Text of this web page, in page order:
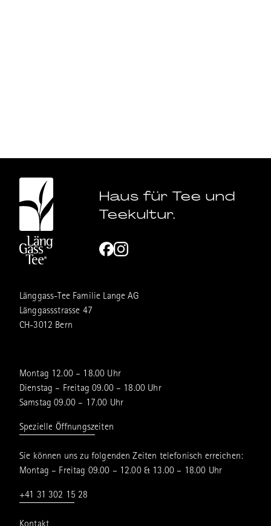
Haus für Tee und
Teekultur.
Länggass-Tee Familie Lange AG
Länggassstrasse 47
CH-3012 Bern
Montag 12.00 – 18.00 Uhr
Dienstag – Freitag 09.00 – 18.00 Uhr
Samstag 09.00 – 17.00 Uhr
Spezielle Öffnungszeiten
Sie können uns zu folgenden Zeiten telefonisch erreichen:
Montag – Freitag 09.00 – 12.00 & 13.00 – 18.00 Uhr
+41 31 302 15 28